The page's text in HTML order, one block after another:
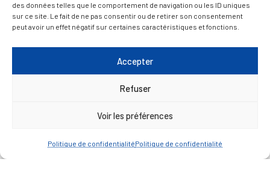
des données telles que le comportement de navigation ou les ID uniques
sur ce site. Le fait de ne pas consentir ou de retirer son consentement
peut avoir un effet négatif sur certaines caractéristiques et fonctions.
Accepter
Refuser
Voir les préférences
Politique de confidentialitéPolitique de confidentialité